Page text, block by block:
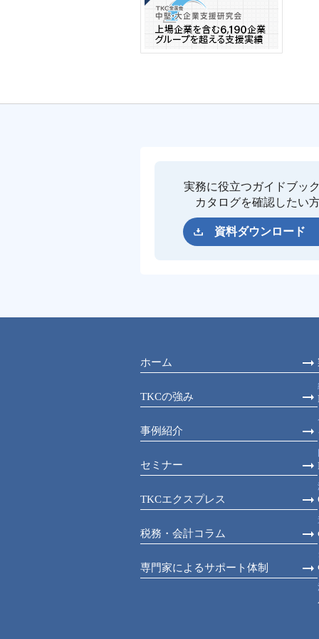
実務に役立つガイドブッ
カタログを確認したい
資料ダウンロード
ホーム
TKCの強み
事例紹介
セミナー
TKCエクスプレス
税務・会計コラム
専門家によるサポート体制